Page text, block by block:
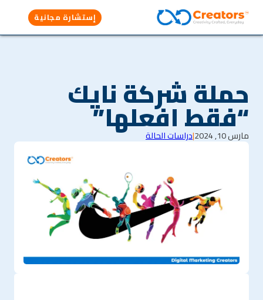
إستشارة مجانية
حملة شركة نايك
“فقط افعلها”
مارس 10, 2024 |دراسات الحالة